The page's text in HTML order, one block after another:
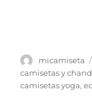
Autor
micamiseta
camisetas y
camisetas yoga,